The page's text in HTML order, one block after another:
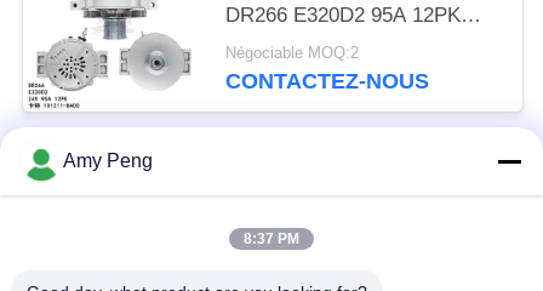
DR266 E320D2 95A 12PK
101211-8400
Négociable MOQ:2
CONTACTEZ-NOUS
Catégories populaires
Amy Peng
8:37 PM